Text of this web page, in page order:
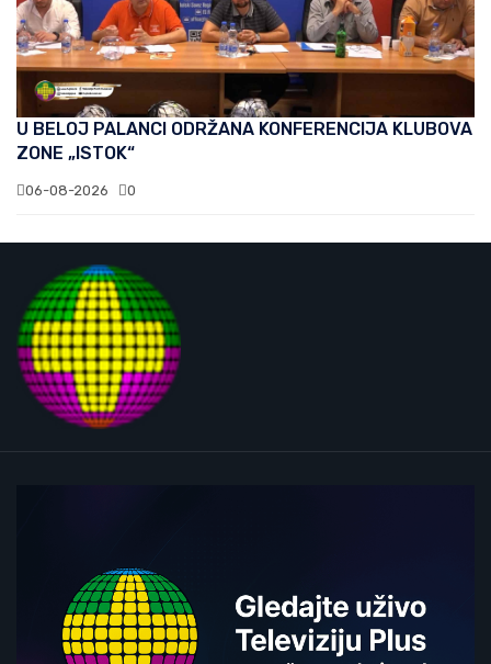
U BELOJ PALANCI ODRŽANA KONFERENCIJA KLUBOVA
ZONE „ISTOK“
06-08-2026 0